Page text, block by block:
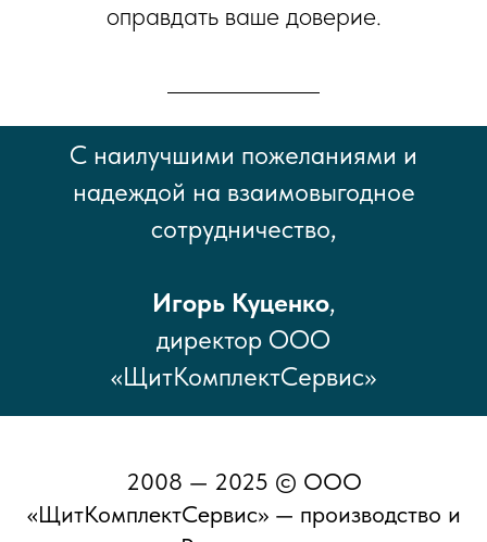
оправдать ваше доверие.
С наилучшими пожеланиями и
надеждой на взаимовыгодное
сотрудничество,
Игорь Куценко,
директор ООО
«ЩитКомплектСервис»
2008 — 2025 © ООО
«ЩитКомплектСервис» — производство и